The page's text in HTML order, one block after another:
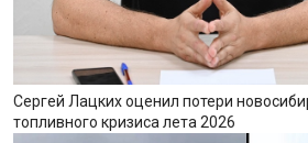
Сергей Лацких оценил потери
топливного кризиса лета 2026